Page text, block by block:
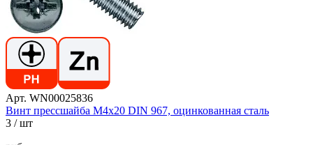
Арт. WN00025836
Винт прессшайба М4х20 DIN 967, оцинкованная сталь
3 / шт